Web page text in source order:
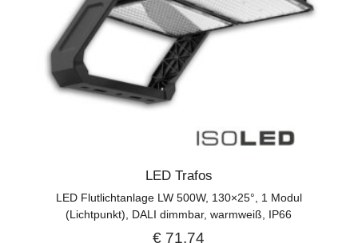
LED Trafos
LED Flutlichtanlage LW 500W, 130×25°, 1 Modul
(Lichtpunkt), DALI dimmbar, warmweiß, IP66
€ 71,74